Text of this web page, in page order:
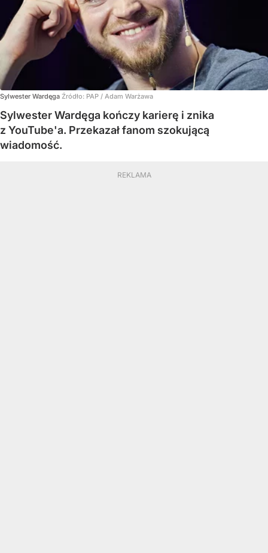
Sylwester Wardęga Źródło: PAP / Adam Warżawa
Sylwester Wardęga kończy karierę i znika
z YouTube'a. Przekazał fanom szokującą
wiadomość.